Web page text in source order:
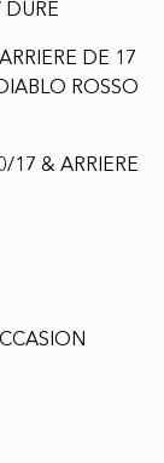
DURE
DE 17
ROSSO
17 & ARRIERE